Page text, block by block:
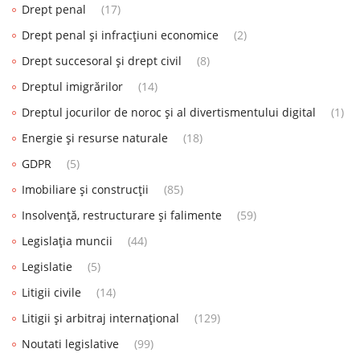
Drept penal
(17)
Drept penal și infracțiuni economice
(2)
Drept succesoral și drept civil
(8)
Dreptul imigrărilor
(14)
Dreptul jocurilor de noroc și al divertismentului digital
(1)
Energie și resurse naturale
(18)
GDPR
(5)
Imobiliare și construcții
(85)
Insolvență, restructurare și falimente
(59)
Legislația muncii
(44)
Legislatie
(5)
Litigii civile
(14)
Litigii și arbitraj internațional
(129)
Noutati legislative
(99)